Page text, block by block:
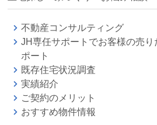
不動産コンサルティング
JH専任サポートでお客様の売り
ポート
既存住宅状況調査
実績紹介
ご契約のメリット
おすすめ物件情報